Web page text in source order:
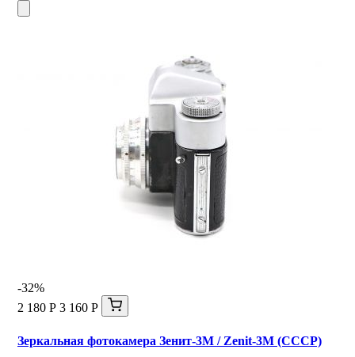
-32%
2 180 Р 3 160 Р
Зеркальная фотокамера Зенит-3М / Zenit-3M (СССР)